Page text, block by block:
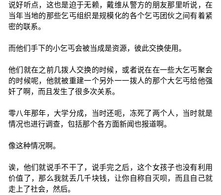
说好听点，这也是迫于无赖，戴维从警方的朋友那里听说，在
当年当地的那些乞丐组织是规模化的各个乞丐团伙之间有着紧
密的联系。
而他们手下的小乞丐会被当成是资源，彼此交换使用。
他们就在之前几拨人交换的时候，或者说在在一些大乞丐聚会
的时候呢，他就被重建一个另外一一拨人的那个大乞丐给他强
奸了啊，而且发生了很多次关系。
零八年那年，大学分成，当时还呃，冻死了两个人，当时就是
情况也进行调查，包括那个各方面新闻也报道啊。
像这种情况啊。
诶，他们就说手不干了，说手完之后，这个女孩子也没有利用
价值了，那么我就丢几千块钱，让你自称自灭呗，而且自己就
走上了社会，然后。